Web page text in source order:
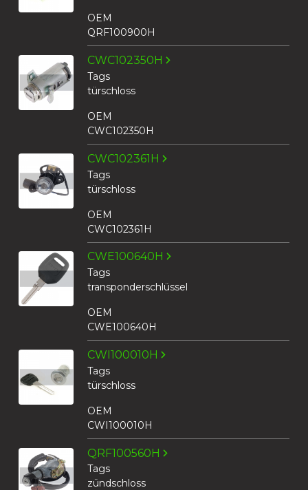
OEM
QRF100900H
CWC102350H
Tags
türschloss
OEM
CWC102350H
CWC102361H
Tags
türschloss
OEM
CWC102361H
CWE100640H
Tags
transponderschlüssel
OEM
CWE100640H
CWI100010H
Tags
türschloss
OEM
CWI100010H
QRF100560H
Tags
zündschloss